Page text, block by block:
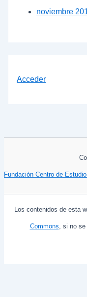
noviembre
Acceder
Fundación Centro de
Los contenidos de esta
Commons, si no se